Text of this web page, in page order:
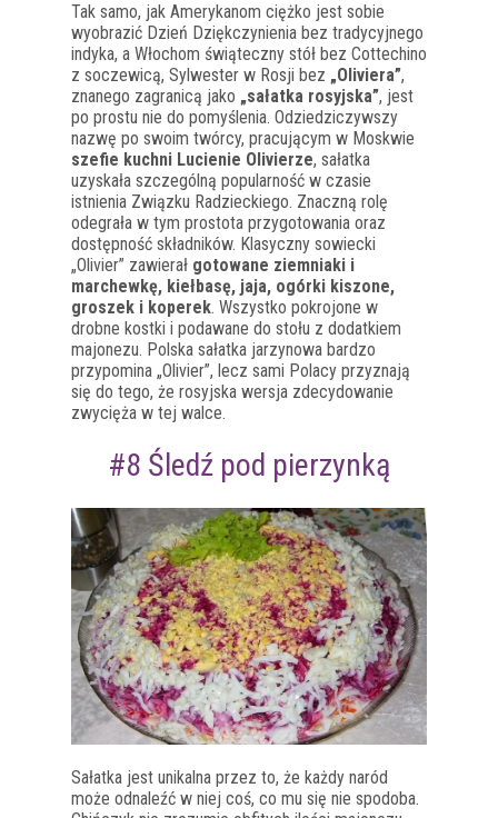
Tak samo, jak Amerykanom ciężko jest sobie
wyobrazić Dzień Dziękczynienia bez tradycyjnego
indyka, a Włochom świąteczny stół bez Cottechino
z soczewicą, Sylwester w Rosji bez „Oliviera”,
znanego zagranicą jako „sałatka rosyjska”, jest
po prostu nie do pomyślenia. Odziedziczywszy
nazwę po swoim twórcy, pracującym w Moskwie
szefie kuchni Lucienie Olivierze, sałatka
uzyskała szczególną popularność w czasie
istnienia Związku Radzieckiego. Znaczną rolę
odegrała w tym prostota przygotowania oraz
dostępność składników. Klasyczny sowiecki
„Olivier” zawierał gotowane ziemniaki i
marchewkę, kiełbasę, jaja, ogórki kiszone,
groszek i koperek. Wszystko pokrojone w
drobne kostki i podawane do stołu z dodatkiem
majonezu. Polska sałatka jarzynowa bardzo
przypomina „Olivier”, lecz sami Polacy przyznają
się do tego, że rosyjska wersja zdecydowanie
zwycięża w tej walce.
#8 Śledź pod pierzynką
Sałatka jest unikalna przez to, że każdy naród
może odnaleźć w niej coś, co mu się nie spodoba.